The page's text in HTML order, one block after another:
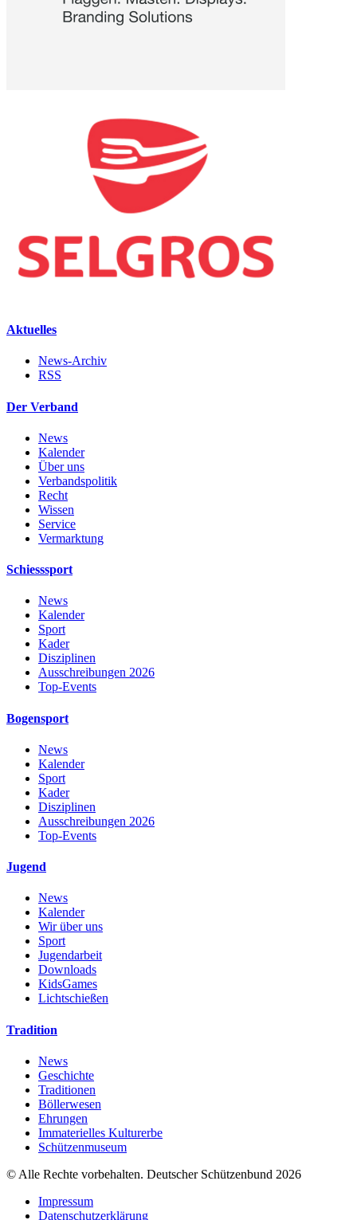
Aktuelles
News-Archiv
RSS
Der Verband
News
Kalender
Über uns
Verbandspolitik
Recht
Wissen
Service
Vermarktung
Schiesssport
News
Kalender
Sport
Kader
Disziplinen
Ausschreibungen 2026
Top-Events
Bogensport
News
Kalender
Sport
Kader
Disziplinen
Ausschreibungen 2026
Top-Events
Jugend
News
Kalender
Wir über uns
Sport
Jugendarbeit
Downloads
KidsGames
Lichtschießen
Tradition
News
Geschichte
Traditionen
Böllerwesen
Ehrungen
Immaterielles Kulturerbe
Schützenmuseum
© Alle Rechte vorbehalten. Deutscher Schützenbund 2026
Impressum
Datenschutzerklärung